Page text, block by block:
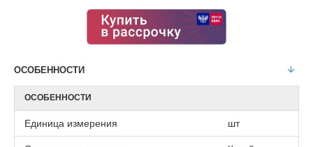
ОСОБЕННОСТИ
ОСОБЕННОСТИ
Единица измерения шт